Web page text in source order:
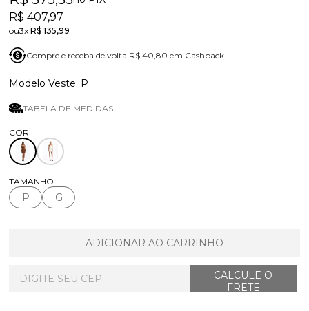
R$ 407,97
3xR$ 135,99
Compre e receba de volta R$ 40,80 em Cashback
P
TABELA DE MEDIDAS
TAMANHO
P G
ADICIONAR AO CARRINHO